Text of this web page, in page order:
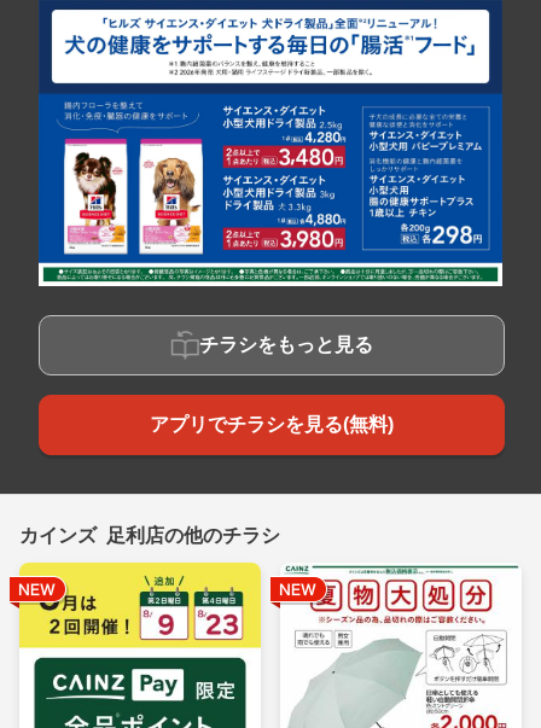
チラシをもっと見る
アプリでチラシを見る(無料)
カインズ 足利店の他のチラシ